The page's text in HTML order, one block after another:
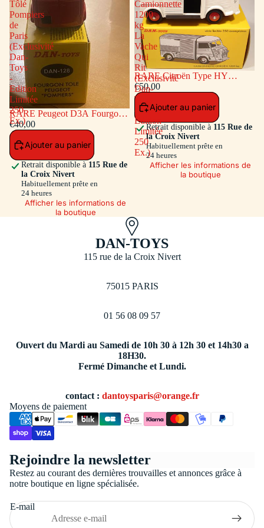
Tôlé
Pompiers
de
Paris
(Exclusivité
Dan-
Toys
-
Edition
Limitée
250
Ex.)
RARE Peugeot D3A Fourgon
Tôlé Pompiers de Paris
(Exclusivité Dan-Toys - Edition
Limitée 250 Ex.)
€40,00
Ajouter au panier
Retrait disponible à 115 Rue de
la Croix Nivert
Habituellement prête en
24 heures
Afficher les informations de
la boutique
Camionnette
1200
kg
La
Vache
Qui
Rit
(Exclusivité
Dan-
Toys
-
Edition
Limitée
250
Ex.)
RARE Citroën Type HY
Camionnette 1200 kg La Vache
Qui Rit (Exclusivité Dan-Toys -
Edition Limitée 250 Ex.)
€50,00
Ajouter au panier
Retrait disponible à 115 Rue de
la Croix Nivert
Habituellement prête en
24 heures
Afficher les informations de
la boutique
DAN-TOYS
115 rue de la Croix Nivert
75015 PARIS
01 56 08 09 57
Ouvert du Mardi au Samedi de 10h 30 à 12h 30 et 14h30 a
18H30.
Fermé Dimanche et Lundi.
contact : dantoysparis@orange.fr
Moyens de paiement
Rejoindre la newsletter
Restez au courant des dernières trouvailles et annonces grâce à
notre boutique en ligne spécialisée.
E-mail
Conditions générales de vente
Coordonnées
Politique d’expédition